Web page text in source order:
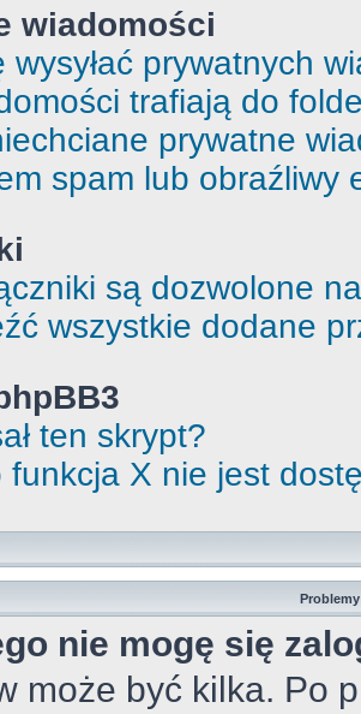
wiadomości
wysyłać prywatnych
trafiają do
prywatne
spam lub
są dozwolone
wszystkie dodane
ten skrypt?
funkcja X nie jest
nie mogę się
może być kilka. Po